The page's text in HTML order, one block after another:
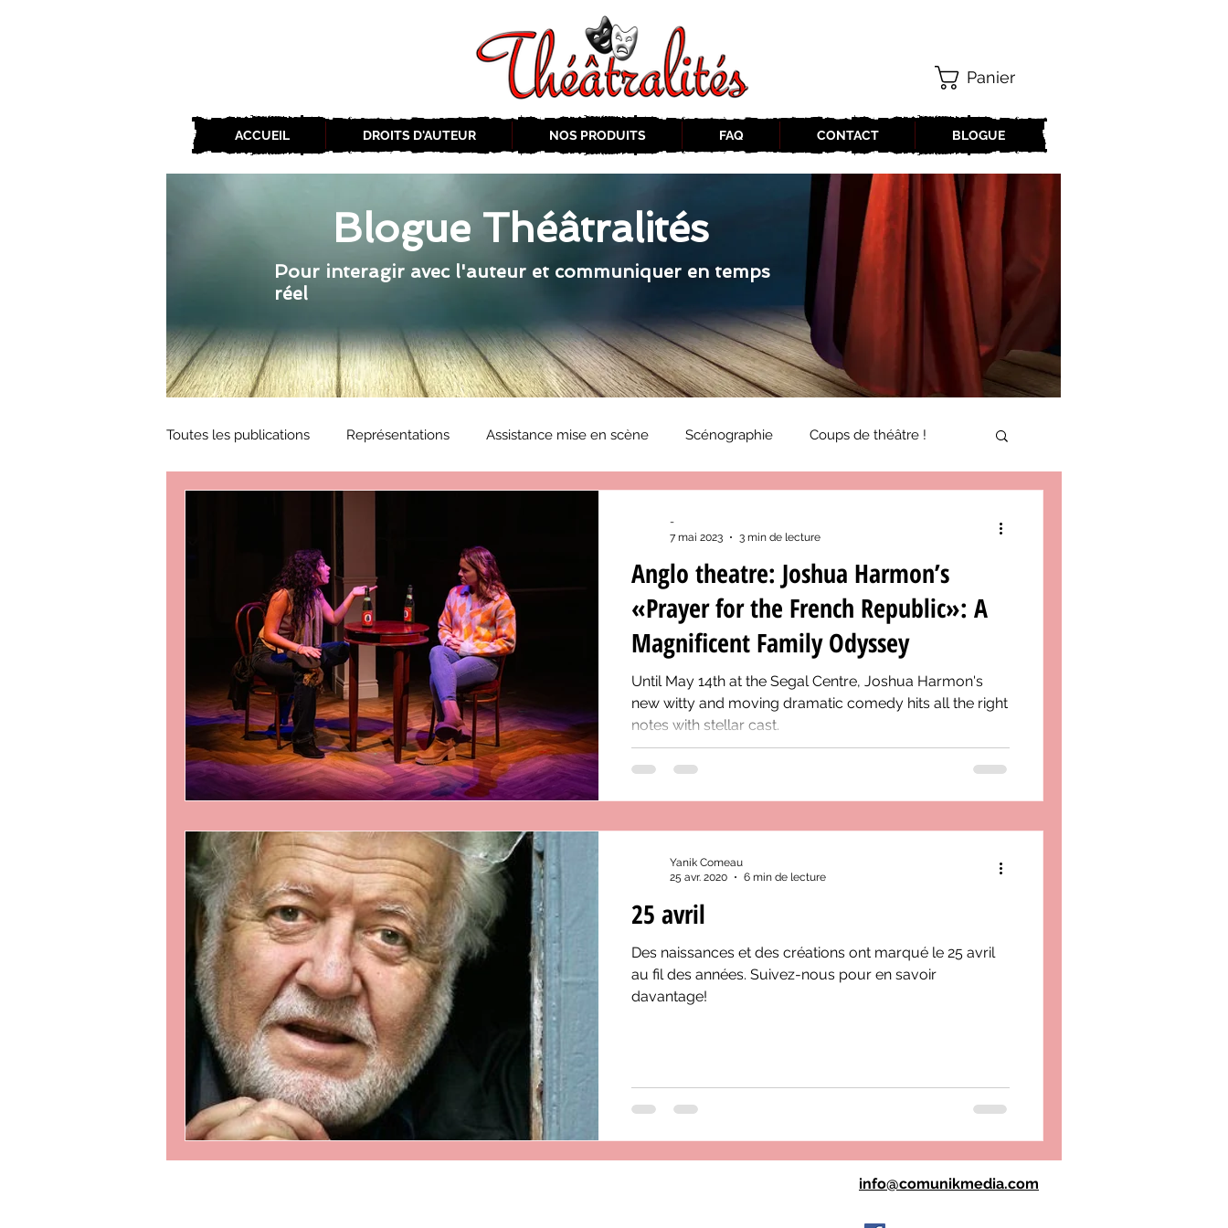
ACCUEIL DROITS D'AUTEUR NOS PRODUITS FAQ CONTACT BLOGUE
Panier
Blogue Théâtralités
Pour interagir avec l'auteur et communiquer en temps
réel
Toutes les publications Représentations Assistance mise en scène Scénographie Coups de théâtre !
ZoneCulture 2018-2019 ZoneCulture 2020-2021 Journal «BIENVENUE À BORD!» ZoneCulture 2021-2022
ZoneCulture 2022-2023 ZoneCulture 2023-2024 ZoneCulture 2024-2025 ZoneCulture 2025-2026
critique théâtre Rhinocéros ZoneCulture 2026-2027
Anglo theatre: Joshua Harmon’s
«Prayer for the French Republic»: A
Magnificent Family Odyssey
Until May 14th at the Segal Centre, Joshua Harmon's
new witty and moving dramatic comedy hits all the right
notes with stellar cast.
-
7 mai 2023
3 min de lecture
25 avril
Des naissances et des créations ont marqué le 25 avril
au fil des années. Suivez-nous pour en savoir
davantage!
Yanik Comeau
25 avr. 2020
6 min de lecture
info@comunikmedia.com